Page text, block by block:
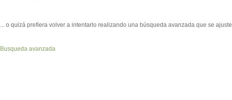
... o quizá prefiera volver a intentarlo realizando una búsqueda avanzada que se
Busqueda avanzada